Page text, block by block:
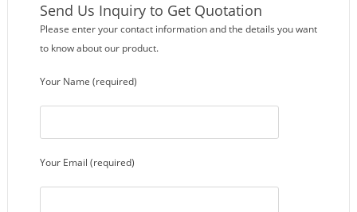
Send Us Inquiry to Get Quotation
Please enter your contact information and the details you want
to know about our product.
Your Name (required)
Your Email (required)